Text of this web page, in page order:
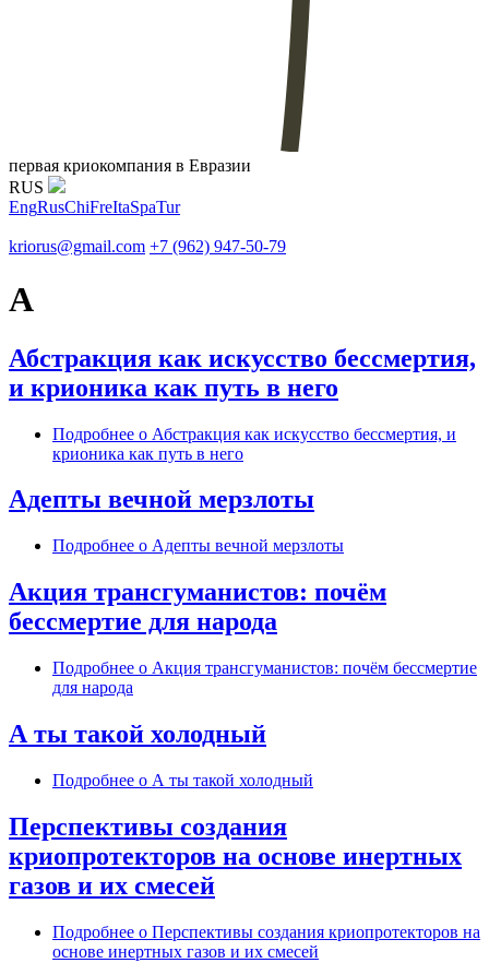
первая криокомпания в Евразии
RUS
EngRusChiFreItaSpaTur
kriorus@gmail.com +7 (962) 947-50-79
А
Абстракция как искусство бессмертия,
и крионика как путь в него
Подробнее о Абстракция как искусство бессмертия, и
крионика как путь в него
Адепты вечной мерзлоты
Подробнее о Адепты вечной мерзлоты
Акция трансгуманистов: почём
бессмертие для народа
Подробнее о Акция трансгуманистов: почём бессмертие
для народа
А ты такой холодный
Подробнее о А ты такой холодный
Перспективы создания
криопротекторов на основе инертных
газов и их смесей
Подробнее о Перспективы создания криопротекторов на
основе инертных газов и их смесей